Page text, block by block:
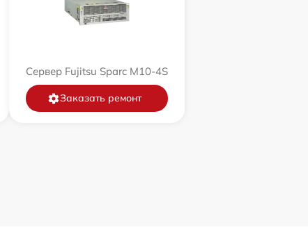
Сервер Fujitsu Sparc M10-4S
Заказать ремонт